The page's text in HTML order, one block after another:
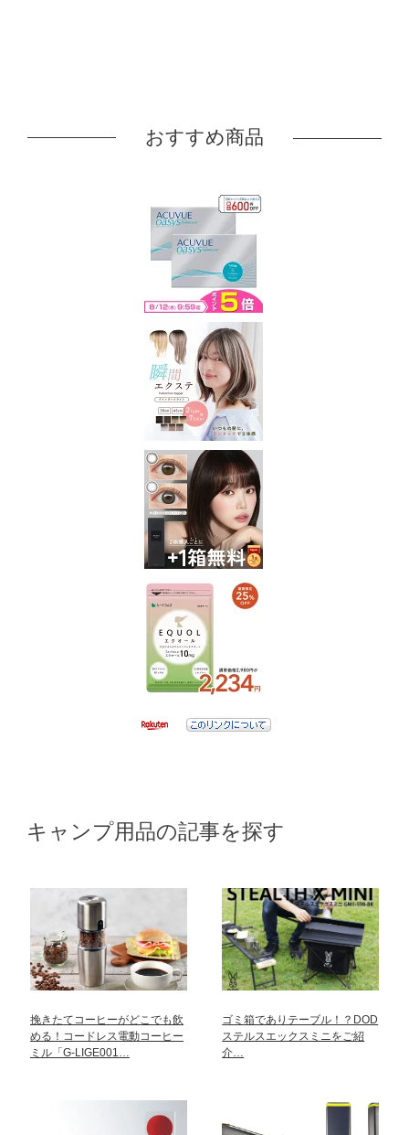
おすすめ商品
キャンプ用品の記事を探す
挽きたてコーヒーがどこでも飲
める！コードレス電動コーヒー
ミル「G-LIGE001…
ゴミ箱でありテーブル！？DOD
ステルスエックスミニをご紹
介…